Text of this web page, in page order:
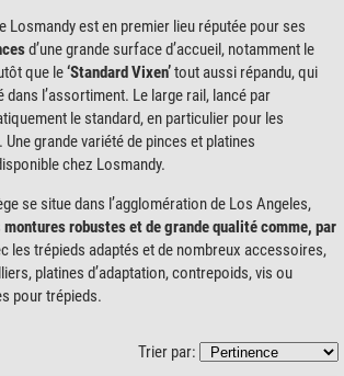
Losmandy est en premier lieu réputée pour ses
d’une grande surface d’accueil, notamment le
que le‘Standard Vixen’tout aussi répandu, qui
l’assortiment. Le large rail, lancé par
le standard, en particulier pour les
grande variété de pinces et platines
chez Losmandy.
se situe dans l’agglomération de Los Angeles,
montures robustes et de grande qualité comme, par
les trépieds adaptés et de nombreux accessoires,
platines d’adaptation, contrepoids, vis ou
pour trépieds.
Trier par: